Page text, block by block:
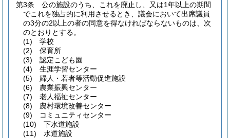
第3条
公の施設のうち、これを廃止し、又は1年以上の期間
でこれを独占的に利用させるとき、議会において出席議員
の3分の2以上の者の同意を得なければならないものは、次
のとおりとする。
(1)
学校
(2)
保育所
(3)
認定こども園
(4)
生涯学習センター
(5)
婦人・若者等活動促進施設
(6)
農業振興センター
(7)
老人福祉センター
(8)
農村環境改善センター
(9)
コミュニティセンター
(10)
下水道施設
(11)
水道施設